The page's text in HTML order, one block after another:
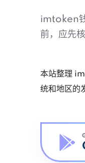
imtoken
前，应先
本站整理
统和地区的